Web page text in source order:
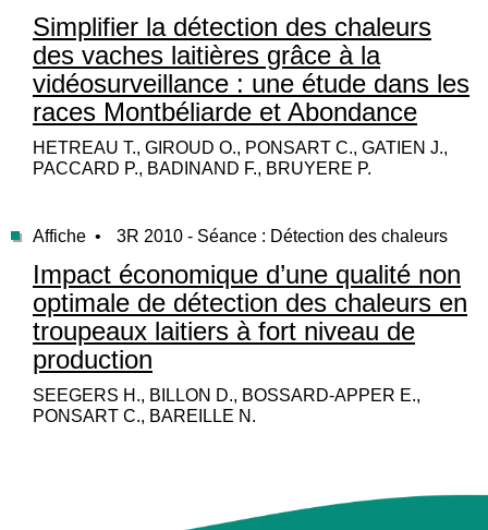
Simplifier la détection des chaleurs
des vaches laitières grâce à la
vidéosurveillance : une étude dans les
races Montbéliarde et Abondance
HETREAU T., GIROUD O., PONSART C., GATIEN J.,
PACCARD P., BADINAND F., BRUYERE P.
Affiche • 3R 2010 - Séance : Détection des chaleurs
Impact économique d’une qualité non
optimale de détection des chaleurs en
troupeaux laitiers à fort niveau de
production
SEEGERS H., BILLON D., BOSSARD-APPER E.,
PONSART C., BAREILLE N.